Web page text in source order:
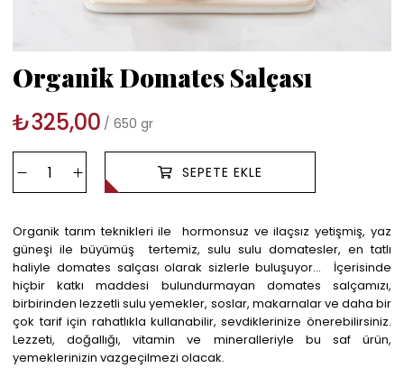
Organik Domates Salçası
₺325,00 650 gr
Organik tarım teknikleri ile hormonsuz ve ilaçsız yetişmiş, yaz
güneşi ile büyümüş tertemiz, sulu sulu domatesler, en tatlı
haliyle domates salçası olarak sizlerle buluşuyor… İçerisinde
hiçbir katkı maddesi bulundurmayan domates salçamızı,
birbirinden lezzetli sulu yemekler, soslar, makarnalar ve daha bir
çok tarif için rahatlıkla kullanabilir, sevdiklerinize önerebilirsiniz.
Lezzeti, doğallığı, vitamin ve mineralleriyle bu saf ürün,
yemeklerinizin vazgeçilmezi olacak.